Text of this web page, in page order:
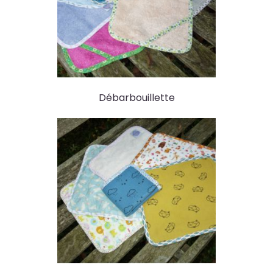
Débarbouillette